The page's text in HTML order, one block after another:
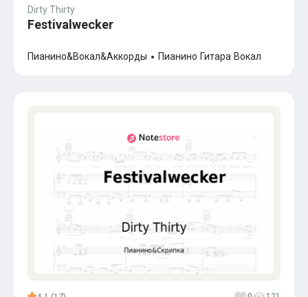
Dirty Thirty
Festivalwecker
Пианино&Вокал&Аккорды Пианино Гитара Вокал